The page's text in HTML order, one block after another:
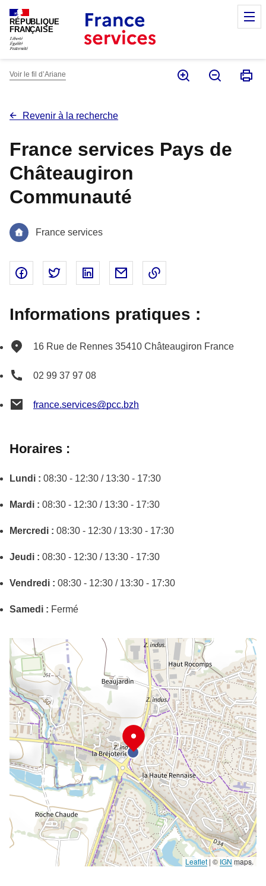
RÉPUBLIQUE
FRANÇAISE
Voir le fil d’Ariane
Revenir à la recherche
France services Pays de
Châteaugiron
Communauté
France services
Partager sur Facebook - nouvelle fenêtre
Partager sur Twitter - nouvelle fenêtre
Partager sur Linked In - nouvelle
Partager par email - nouvelle
Informations pratiques :
16 Rue de Rennes 35410 Châteaugiron France
02 99 37 97 08
france.services@pcc.bzh
Horaires :
Lundi : 08:30 - 12:30 / 13:30 - 17:30
Mardi : 08:30 - 12:30 / 13:30 - 17:30
Mercredi : 08:30 - 12:30 / 13:30 - 17:30
Jeudi : 08:30 - 12:30 / 13:30 - 17:30
Vendredi : 08:30 - 12:30 / 13:30 - 17:30
Samedi : Fermé
Leaflet | © IGN maps.